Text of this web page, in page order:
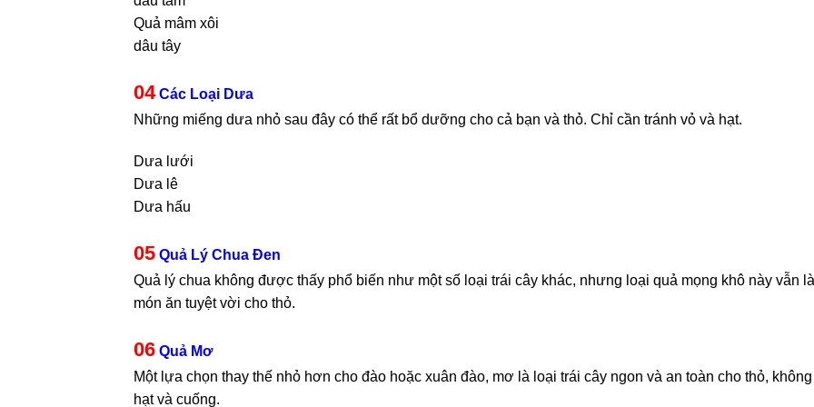
Quả mâm xôi
dâu tây
04 Các Loại Dưa
Những miếng dưa nhỏ sau đây có thể rất bổ dưỡng cho cả bạn và thỏ. Chỉ cần tránh vỏ và hạt.
Dưa lưới
Dưa lê
Dưa hấu
05 Quả Lý Chua Đen
Quả lý chua không được thấy phổ biến như một số loại trái cây khác, nhưng loại quả mọng khô này vẫn là
món ăn tuyệt vời cho thỏ.
06 Quả Mơ
Một lựa chọn thay thế nhỏ hơn cho đào hoặc xuân đào, mơ là loại trái cây ngon và an toàn cho thỏ,
hạt và cuống.